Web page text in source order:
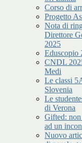
Corso di
Progetto
Nota di
Direttore
2025
Eduscopio
CNDL
Medi
Le classi
Slovenia
Le
di Verona
Gifted:
ad un
Nuovo